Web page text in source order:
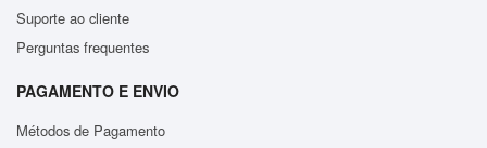
Suporte ao cliente
Perguntas frequentes
PAGAMENTO E ENVIO
Métodos de Pagamento